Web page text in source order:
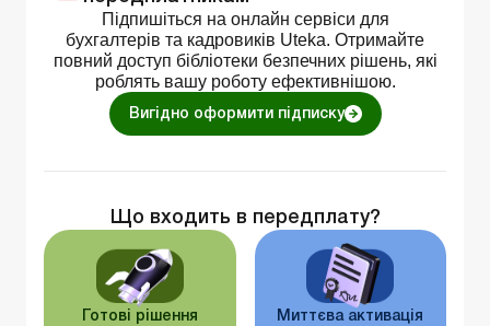
Підпишіться на онлайн сервіси для
бухгалтерів та кадровиків Uteka. Отримайте
повний доступ бібліотеки безпечних рішень, які
роблять вашу роботу ефективнішою.
Вигідно оформити підписку
Що входить в передплату?
Готові рішення
Миттєва активація